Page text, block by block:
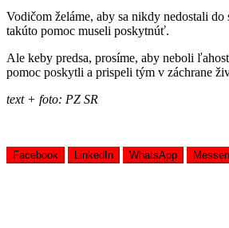
Vodičom želáme, aby sa nikdy nedostali
takúto pomoc museli poskytnúť.
Ale keby predsa, prosíme, aby neboli
pomoc poskytli a prispeli tým v záchrane
text + foto: PZ SR
Facebook LinkedIn WhatsApp